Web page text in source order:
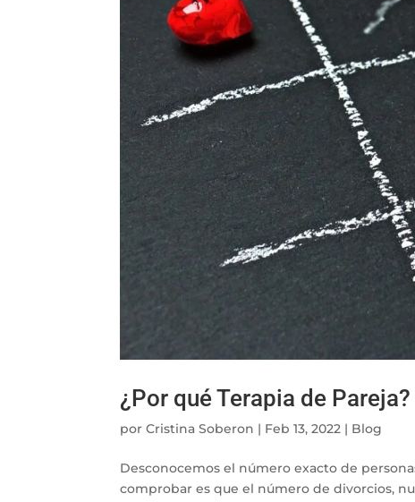
¿Por qué Terapia de Pareja?
porCristina Soberon | Feb 13, 2022 | Blog
Desconocemos el número exacto de
comprobar es que el número de divorcios,